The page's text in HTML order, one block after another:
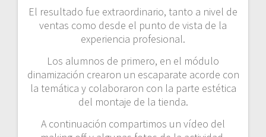
El resultado fue extraordinario, tanto a nivel de
ventas como desde el punto de vista de la
experiencia profesional.
Los alumnos de primero, en el módulo
dinamización crearon un escaparate acorde con
la temática y colaboraron con la parte estética
del montaje de la tienda.
A continuación compartimos un vídeo del